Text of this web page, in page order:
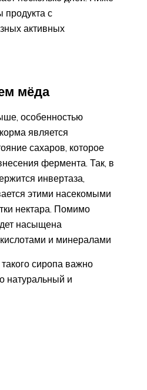
продукта с
активных
мёда
особенностью
является
сахаров, которое
фермента. Так, в
инвертаза,
этими насекомыми
нектара. Помимо
насыщена
и минералами
сиропа важно
натуральный и